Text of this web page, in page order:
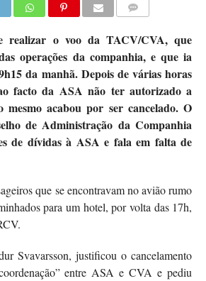
realizar o voo da TACV/CVA, que
operações da companhia, e que ia
da manhã. Depois de várias horas
facto da ASA não ter autorizado a
mesmo acabou por ser cancelado. O
de Administração da Companhia
de dívidas à ASA e fala em falta de
que se encontravam no avião rumo
para um hotel, por volta das 17h,
Svavarsson, justificou o cancelamento
entre ASA e CVA e pediu